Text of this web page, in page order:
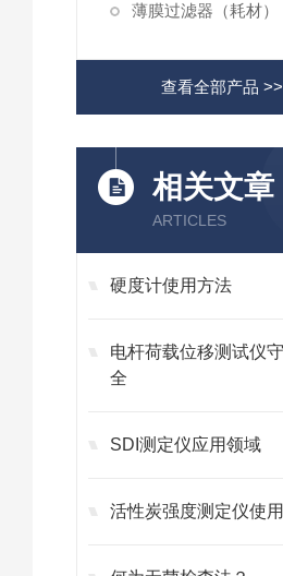
薄膜过滤器（耗材）
查看全部产品 >>
相关文章
ARTICLES
硬度计使用方法
电杆荷载位移测试仪
全
SDI测定仪应用领域
活性炭强度测定仪使